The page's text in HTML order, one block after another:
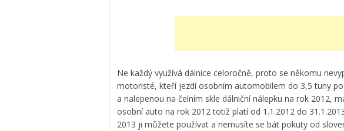
Ne každý využívá dálnice celoročně, proto se někomu
motoristé, kteří jezdí osobním automobilem do 3,5 tuny
a nalepenou na čelním skle dálniční nálepku na rok 2012,
osobní auto na rok 2012 totiž platí od 1.1.2012 do
2013 ji můžete používat a nemusíte se bát pokuty od